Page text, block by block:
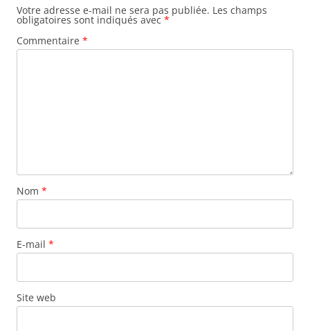
Votre adresse e-mail ne sera pas publiée. Les champs
obligatoires sont indiqués avec *
Commentaire *
Nom *
E-mail *
Site web